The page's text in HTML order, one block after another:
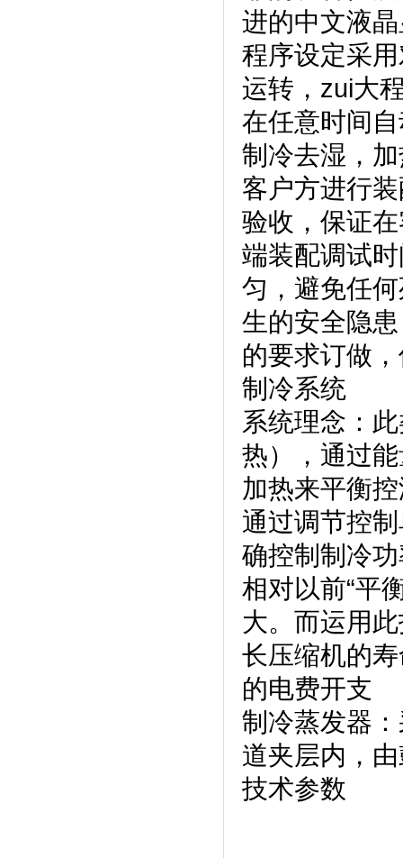
进的中文液晶
程序设定采用
运转，zui
在任意时间自动
制冷去湿，
客户方进行装
验收，保证
端装配调试时
匀，避免任
生的安全隐患
的要求订做
制冷系统
系统理念
热），通
加热来平衡控
通过调节控制
确控制制冷功
相对以前“平
大。而运
长压缩机的寿
的电费开支
制冷蒸发器
道夹层内，
技术参数